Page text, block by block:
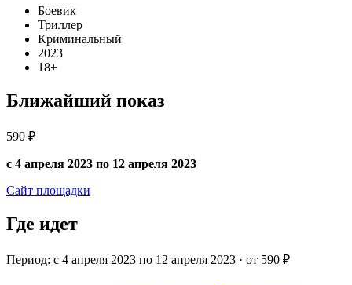
Боевик
Триллер
Криминальный
2023
18+
Ближайший показ
590 ₽
с 4 апреля 2023 по 12 апреля 2023
Сайт площадки
Где идет
Период: с 4 апреля 2023 по 12 апреля 2023 · от 590 ₽